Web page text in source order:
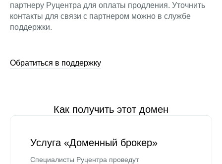
партнеру Руцентра для оплаты продления. Уточнить
контакты для связи с партнером можно в службе
поддержки.
Обратиться в поддержку
Как получить этот домен
Услуга «Доменный брокер»
Специалисты Руцентра проведут